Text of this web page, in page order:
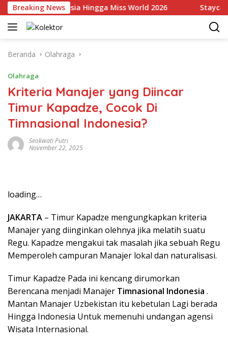
Langsung
ke
konten
Breaking News
Indonesia Hingga Miss World 2026 Staycation
Beranda Olahraga
Olahraga
Kriteria Manajer yang Diincar
Timur Kapadze, Cocok Di
Timnasional Indonesia?
Seokwati Putri
November 22, 2025
loading…
JAKARTA – Timur Kapadze mengungkapkan kriteria
Manajer yang diinginkan olehnya jika melatih suatu
Regu. Kapadze mengakui tak masalah jika sebuah Regu
Memperoleh campuran Manajer lokal dan naturalisasi.
Timur Kapadze Pada ini kencang dirumorkan
Berencana menjadi Manajer Timnasional Indonesia .
Mantan Manajer Uzbekistan itu kebetulan Lagi berada
Hingga Indonesia Untuk memenuhi undangan agensi
Wisata Internasional.